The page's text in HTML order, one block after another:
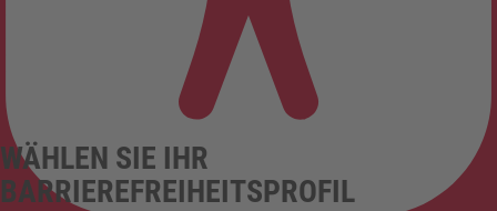
WÄHLEN SIE IHR
BARRIEREFREIHEITSPROFIL